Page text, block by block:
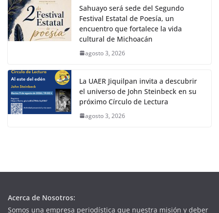
Sahuayo será sede del Segundo
Festival Estatal de Poesía, un
encuentro que fortalece la vida
cultural de Michoacán
agosto 3, 2026
La UAER Jiquilpan invita a descubrir
el universo de John Steinbeck en su
próximo Círculo de Lectura
agosto 3, 2026
Acerca de Nosotros:
Somos una empresa periodística que nuestra misión y deber